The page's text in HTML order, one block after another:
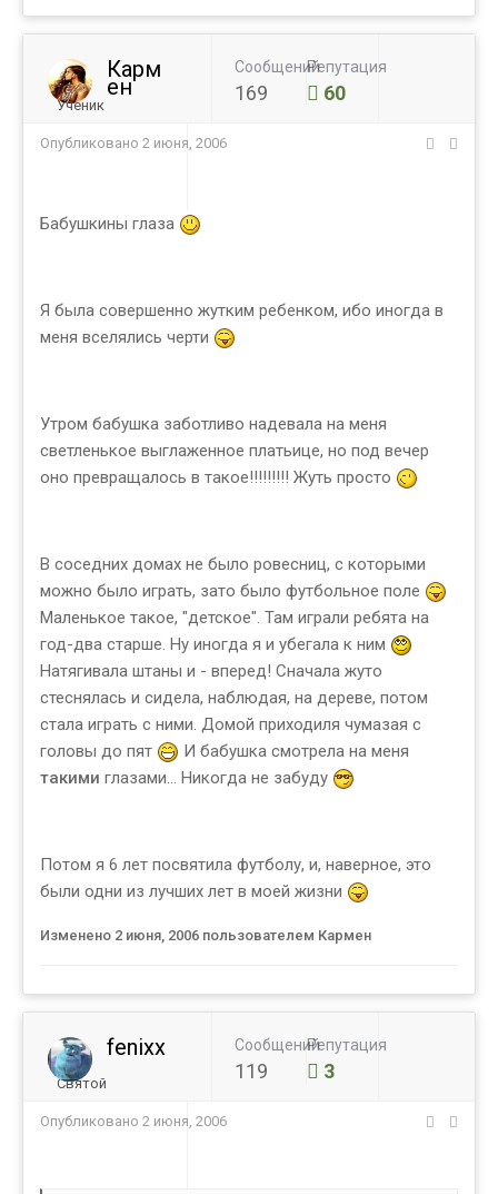
Карм
ен
Ученик
Сообщений
169
Репутация
60
Опубликовано 2 июня, 2006
Бабушкины глаза
Я была совершенно жутким ребенком, ибо иногда в
меня вселялись черти
Утром бабушка заботливо надевала на меня
светленькое выглаженное платьице, но под вечер
оно превращалось в такое!!!!!!!!! Жуть просто
В соседних домах не было ровесниц, с которыми
можно было играть, зато было футбольное поле
Маленькое такое, "детское". Там играли ребята на
год-два старше. Ну иногда я и убегала к ним
Натягивала штаны и - вперед! Сначала жуто
стеснялась и сидела, наблюдая, на дереве, потом
стала играть с ними. Домой приходиля чумазая с
головы до пят
И бабушка смотрела на меня
такими глазами... Никогда не забуду
Потом я 6 лет посвятила футболу, и, наверное, это
были одни из лучших лет в моей жизни
Изменено 2 июня, 2006 пользователем Кармен
fenixx
Святой
Сообщений
119
Репутация
3
Опубликовано 2 июня, 2006